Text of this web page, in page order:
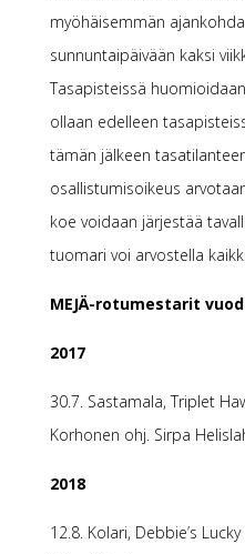
myöhäisemmän
sunnuntaipäivään kaksi
Tasapisteissä
ollaan edelleen
tämän jälkeen
osallistumisoikeus
koe voidaan järjestää
tuomari voi arvostella
MEJÄ-rotumestarit
2017
30.7. Sastamala, Triplet
Korhonen ohj. Sirpa
2018
12.8. Kolari, Debbie’s